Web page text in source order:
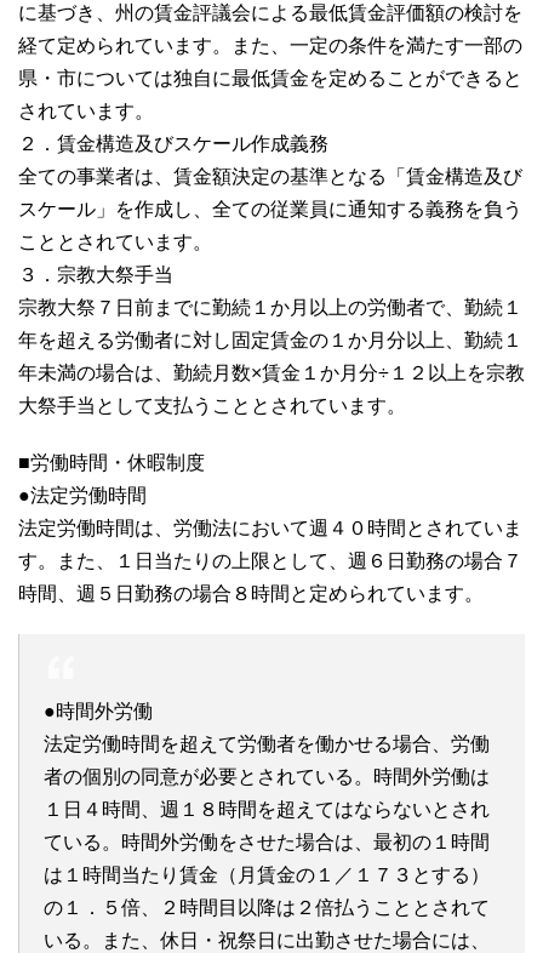
に基づき、州の賃金評議会による最低賃金評価額の検討を
経て定められています。また、一定の条件を満たす一部の
県・市については独自に最低賃金を定めることができると
されています。
２．賃金構造及びスケール作成義務
全ての事業者は、賃金額決定の基準となる「賃金構造及び
スケール」を作成し、全ての従業員に通知する義務を負う
こととされています。
３．宗教大祭手当
宗教大祭７日前までに勤続１か月以上の労働者で、勤続１
年を超える労働者に対し固定賃金の１か月分以上、勤続１
年未満の場合は、勤続月数×賃金１か月分÷１２以上を宗教
大祭手当として支払うこととされています。
■労働時間・休暇制度
●法定労働時間
法定労働時間は、労働法において週４０時間とされていま
す。また、１日当たりの上限として、週６日勤務の場合７
時間、週５日勤務の場合８時間と定められています。
●時間外労働
法定労働時間を超えて労働者を働かせる場合、労働
者の個別の同意が必要とされている。時間外労働は
１日４時間、週１８時間を超えてはならないとされ
ている。時間外労働をさせた場合は、最初の１時間
は１時間当たり賃金（月賃金の１／１７３とする）
の１．５倍、２時間目以降は２倍払うこととされて
いる。また、休日・祝祭日に出勤させた場合には、